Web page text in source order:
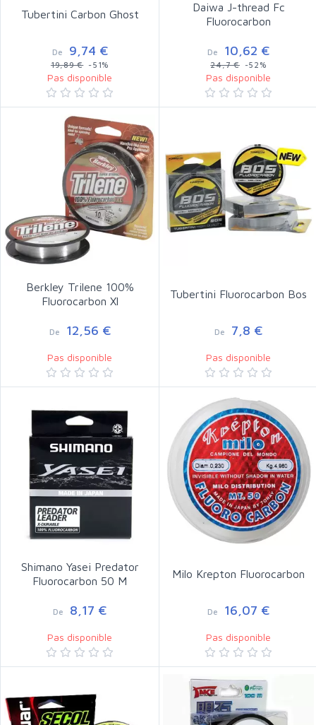
Tubertini Carbon Ghost
De 9,74 €
19,89 €-51%
Pas disponible
Daiwa J-thread Fc
Fluorocarbon
De 10,62 €
24,7 €-52%
Pas disponible
Berkley Trilene 100%
Fluorocarbon Xl
De 12,56 €
Pas disponible
Tubertini Fluorocarbon Bos
De 7,8 €
Pas disponible
Shimano Yasei Predator
Fluorocarbon 50 M
De 8,17 €
Pas disponible
Milo Krepton Fluorocarbon
De 16,07 €
Pas disponible